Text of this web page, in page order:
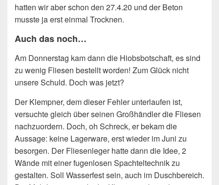
hatten wir aber schon den 27.4.20 und der Beton
musste ja erst einmal Trocknen.
Auch das noch…
Am Donnerstag kam dann die Hiobsbotschaft, es sind
zu wenig Fliesen bestellt worden! Zum Glück nicht
unsere Schuld. Doch was jetzt?
Der Klempner, dem dieser Fehler unterlaufen ist,
versuchte gleich über seinen Großhändler die Fliesen
nachzuordern. Doch, oh Schreck, er bekam die
Aussage: keine Lagerware, erst wieder im Juni zu
besorgen. Der Fliesenleger hatte dann die Idee, 2
Wände mit einer fugenlosen Spachteltechnik zu
gestalten. Soll Wasserfest sein, auch im Duschbereich.